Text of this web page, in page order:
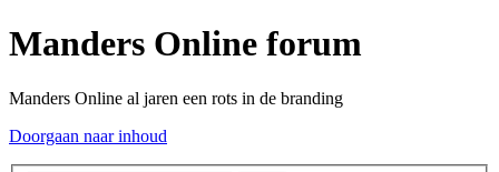
Manders Online forum
Manders Online al jaren een rots in de branding
Doorgaan naar inhoud